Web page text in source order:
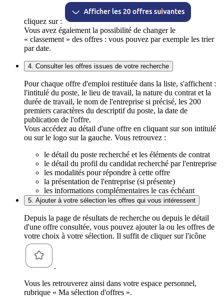
cliquez sur :
Vous avez également la possibilité de changer le
« classement » des offres : vous pouvez par exemple les trier
par date.
4. Consulter les offres issues de votre recherche
Pour chaque offre d'emploi restituée dans la liste, s'affichent :
l'intitulé du poste, le lieu de travail, la nature du contrat et la
durée de travail, le nom de l'entreprise si précisé, les 200
premiers caractères du descriptif du poste, la date de
publication de l'offre.
Vous accédez au détail d'une offre en cliquant sur son intitulé
ou sur le logo sur la gauche. Vous retrouvez :
le détail du poste recherché et les éléments de contrat
le détail du profil du candidat recherché par l'entreprise
les modalités pour répondre à cette offre
la présentation de l'entreprise (si présente)
les informations complémentaires le cas échéant
5. Ajouter à votre sélection les offres qui vous intéressent
Depuis la page de résultats de recherche ou depuis le détail
d'une offre consultée, vous pouvez ajouter la ou les offres de
votre choix à votre sélection. Il suffit de cliquer sur l'icône
.
Vous les retrouverez ainsi dans votre espace personnel,
rubrique « Ma sélection d'offres ».